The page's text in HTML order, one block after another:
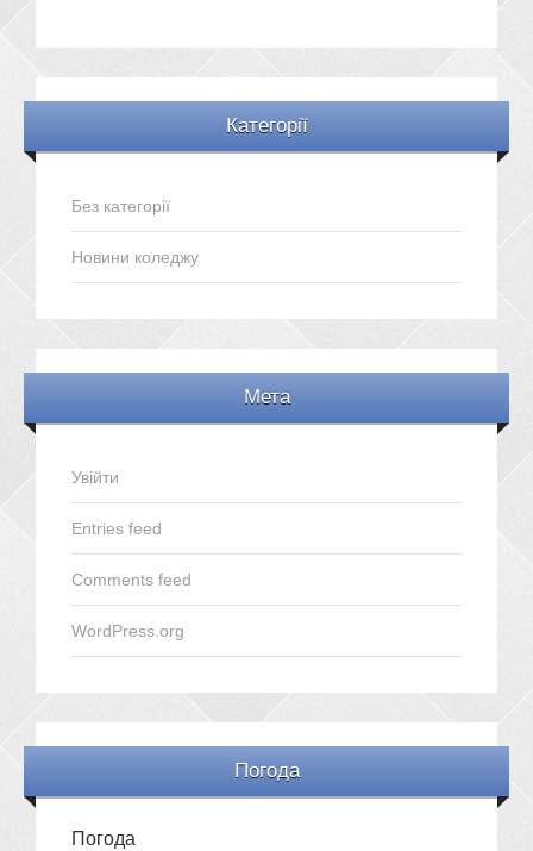
Категорії
Без категорії
Новини коледжу
Мета
Увійти
Entries feed
Comments feed
WordPress.org
Погода
Погода